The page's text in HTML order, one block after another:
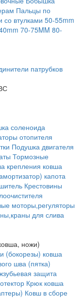
Пальцы по
со втулками 50-55mm
70-75MM 80-
патрубков
соленоида
отопителя
Подушка двигателя
Тормозные
крепления ковша
капота
Крестовины
моторы,регуляторы
для слива
ножи)
(бокорезы) ковша
шва (пятка)
защита
Крюк ковша
Ковш в сборе